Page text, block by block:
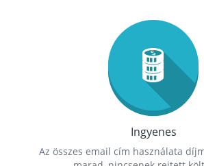
Ingyenes
Az összes email cím használata